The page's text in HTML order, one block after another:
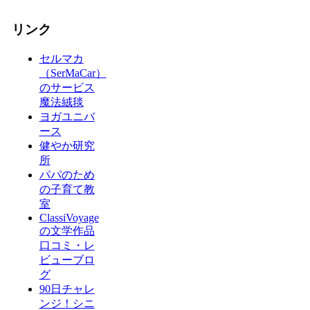
リンク
セルマカ
（SerMaCar）
のサービス
魔法絨毯
ヨガユニバ
ース
健やか研究
所
パパのため
の子育て教
室
ClassiVoyage
の文学作品
口コミ・レ
ビューブロ
グ
90日チャレ
ンジ！シニ